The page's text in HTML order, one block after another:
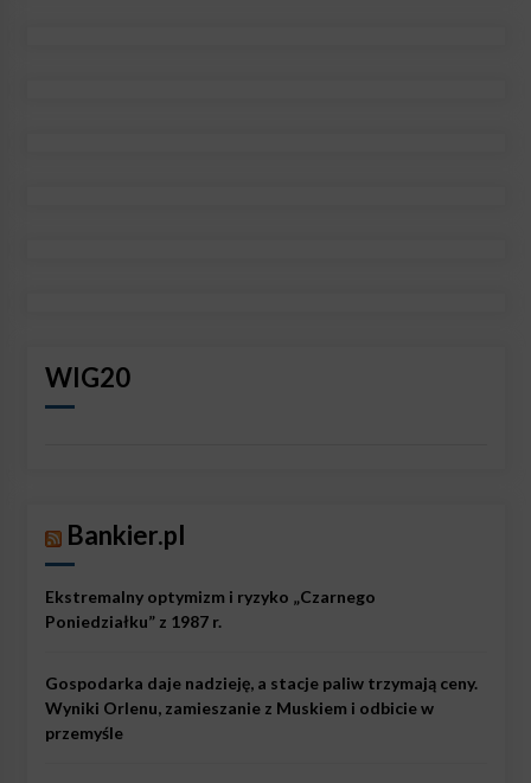
WIG20
Bankier.pl
Ekstremalny optymizm i ryzyko „Czarnego
Poniedziałku” z 1987 r.
Gospodarka daje nadzieję, a stacje paliw trzymają ceny.
Wyniki Orlenu, zamieszanie z Muskiem i odbicie w
przemyśle